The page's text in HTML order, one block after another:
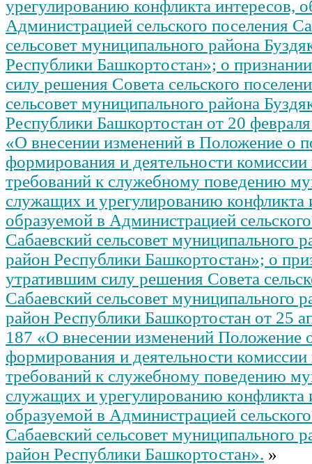
урегулированию конфликта интересов,
Администрацией сельского поселения
сельсовет муниципального района
Республики Башкортостан»; о
силу решения Совета сельского
сельсовет муниципального района
Республики Башкортостан от 20
«О внесении изменений в Положение о
формирования и деятельности
требований к служебному поведению
служащих и урегулированию конфликта
образуемой в Администрацией
Сабаевский сельсовет муниципального
район Республики Башкортостан»; о
утратившим силу решения Совета
Сабаевский сельсовет муниципального
район Республики Башкортостан от 25
187 «О внесении изменений Положение
формирования и деятельности
требований к служебному поведению
служащих и урегулированию конфликта
образуемой в Администрацией
Сабаевский сельсовет муниципального
район Республики Башкортостан». »